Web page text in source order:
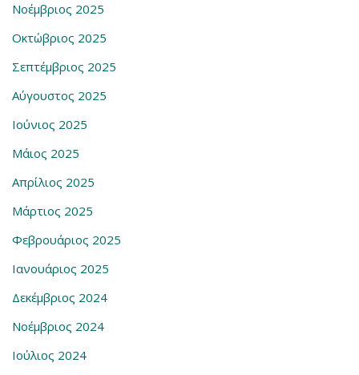
Νοέμβριος 2025
Οκτώβριος 2025
Σεπτέμβριος 2025
Αύγουστος 2025
Ιούνιος 2025
Μάιος 2025
Απρίλιος 2025
Μάρτιος 2025
Φεβρουάριος 2025
Ιανουάριος 2025
Δεκέμβριος 2024
Νοέμβριος 2024
Ιούλιος 2024